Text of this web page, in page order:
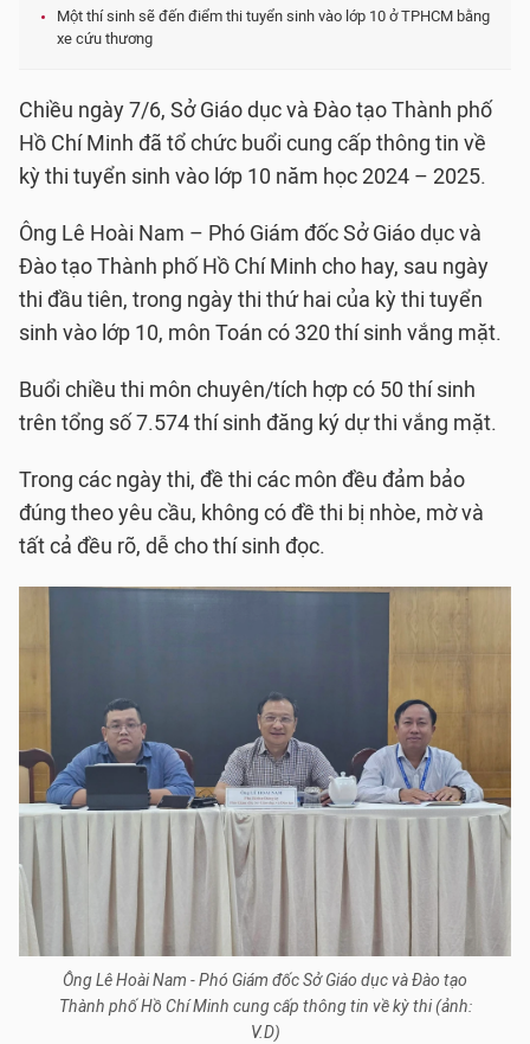
Một thí sinh sẽ đến điểm thi tuyển sinh vào lớp 10 ở TPHCM bằng
xe cứu thương
Chiều ngày 7/6, Sở Giáo dục và Đào tạo Thành phố
Hồ Chí Minh đã tổ chức buổi cung cấp thông tin về
kỳ thi tuyển sinh vào lớp 10 năm học 2024 – 2025.
Ông Lê Hoài Nam – Phó Giám đốc Sở Giáo dục và
Đào tạo Thành phố Hồ Chí Minh cho hay, sau ngày
thi đầu tiên, trong ngày thi thứ hai của kỳ thi tuyển
sinh vào lớp 10, môn Toán có 320 thí sinh vắng mặt.
Buổi chiều thi môn chuyên/tích hợp có 50 thí sinh
trên tổng số 7.574 thí sinh đăng ký dự thi vắng mặt.
Trong các ngày thi, đề thi các môn đều đảm bảo
đúng theo yêu cầu, không có đề thi bị nhòe, mờ và
tất cả đều rõ, dễ cho thí sinh đọc.
Ông Lê Hoài Nam - Phó Giám đốc Sở Giáo dục và Đào tạo
Thành phố Hồ Chí Minh cung cấp thông tin về kỳ thi (ảnh:
V.D)